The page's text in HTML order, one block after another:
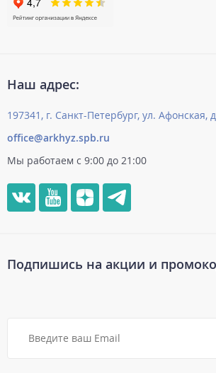
Наш адрес:
197341, г. Санкт-Петербург, ул. Афонская,
office@arkhyz.spb.ru
Мы работаем с 9:00 до 21:00
Подпишись на акции и